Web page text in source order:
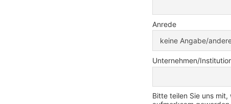
Anrede
Unternehmen/
Bitte teilen Sie uns mit,